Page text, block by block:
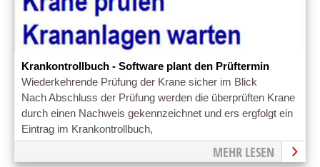
Krankontrollbuch - Software plant den Prüftermin
Wiederkehrende Prüfung der Krane sicher im Blick
Nach Abschluss der Prüfung werden die überprüften Krane
durch einen Nachweis gekennzeichnet und ers ergfolgt ein
Eintrag im Krankontrollbuch,
MEHR LESEN